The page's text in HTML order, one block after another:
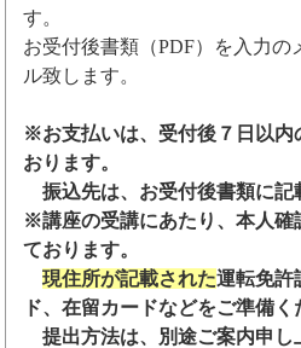
す。
お受付後書類（PDF）を入力の
ル致します。
※お支払いは、受付後７日以内
おります。
振込先は、お受付後書類に記
※講座の受講にあたり、本人確
ております。
現住所が記載された運転免許
ド、在留カードなどをご準備く
提出方法は、別途ご案内申し